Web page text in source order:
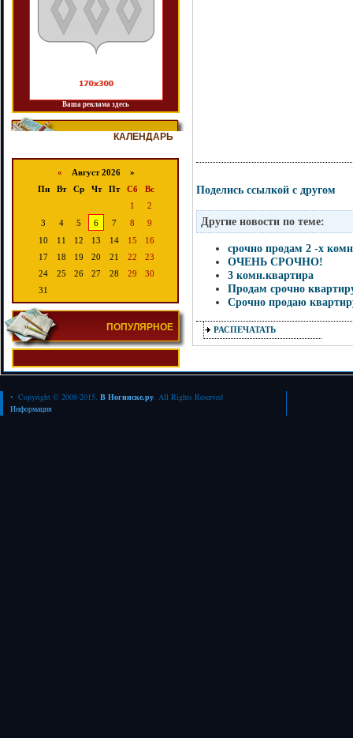
Ваша реклама здесь
КАЛЕНДАРЬ
« Август 2026 »
Пн
Вт Ср Чт Пт Сб
Вс
1
2
3
4 5 6 7 8
9
10
11 12 13 14 15
16
17
18 19 20 21 22
23
24
25 26 27 28 29
30
31
ПОПУЛЯРНОЕ
Поделись ссылкой с другом
Другие новости по теме:
срочно продам 2 -х
ОЧЕНЬ СРОЧНО!
3 комн.квартира
Продам срочно
Срочно продаю
РАСПЕЧАТАТЬ
• Copyright © 2008-2015. В Ногинске.ру. All Rights Reserved
Информация